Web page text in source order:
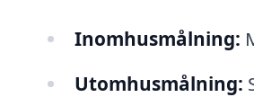
Inomhusmålning:
Utomhusmålning: